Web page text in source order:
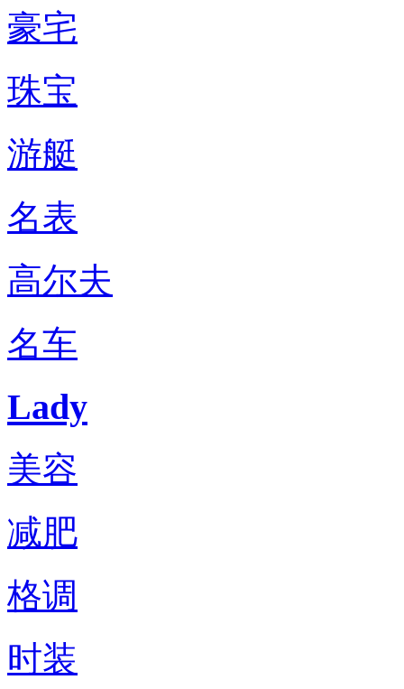
豪宅
珠宝
游艇
名表
高尔夫
名车
Lady
美容
减肥
格调
时装